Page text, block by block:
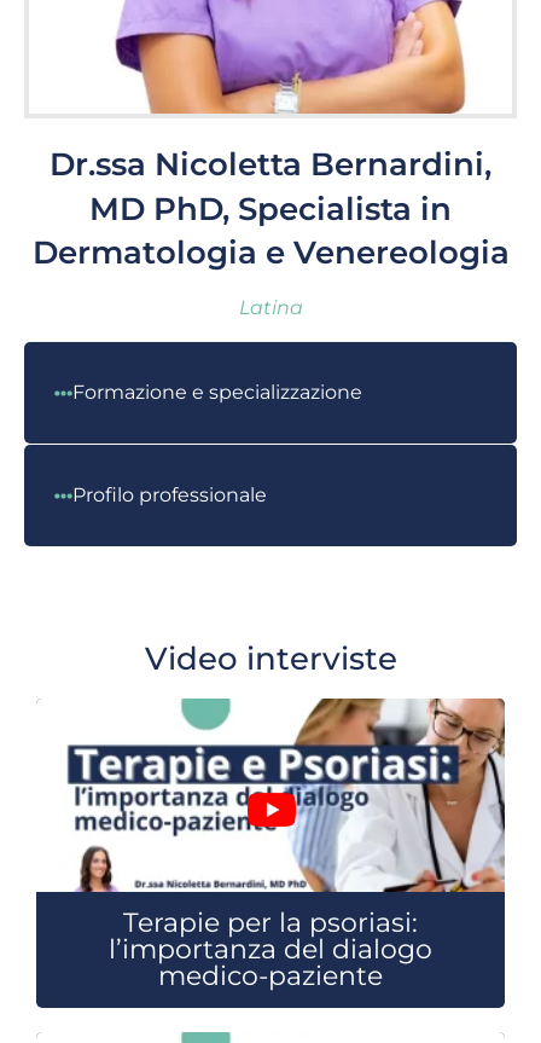
Dr.ssa Nicoletta Bernardini,
MD PhD, Specialista in
Dermatologia e Venereologia
Latina
Formazione e specializzazione
Profilo professionale
Video interviste
Terapie per la psoriasi:
l’importanza del dialogo
medico-paziente